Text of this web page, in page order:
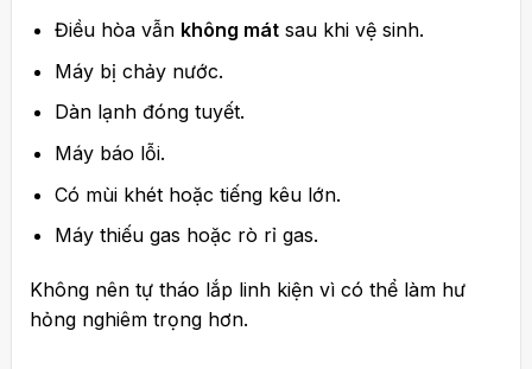
Điều hòa vẫn không mátsau khi vệ sinh.
Máy bị chảy nước.
Dàn lạnh đóng tuyết.
Máy báo lỗi.
Có mùi khét hoặc tiếng kêu lớn.
Máy thiếu gas hoặc rò rỉ gas.
Không nên tự tháo lắp linh kiện vì có thể làm hư
hỏng nghiêm trọng hơn.